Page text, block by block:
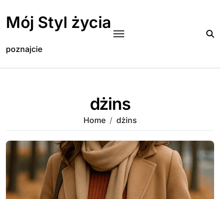
content
Mój Styl życia
poznajcie
dżins
Home dżins